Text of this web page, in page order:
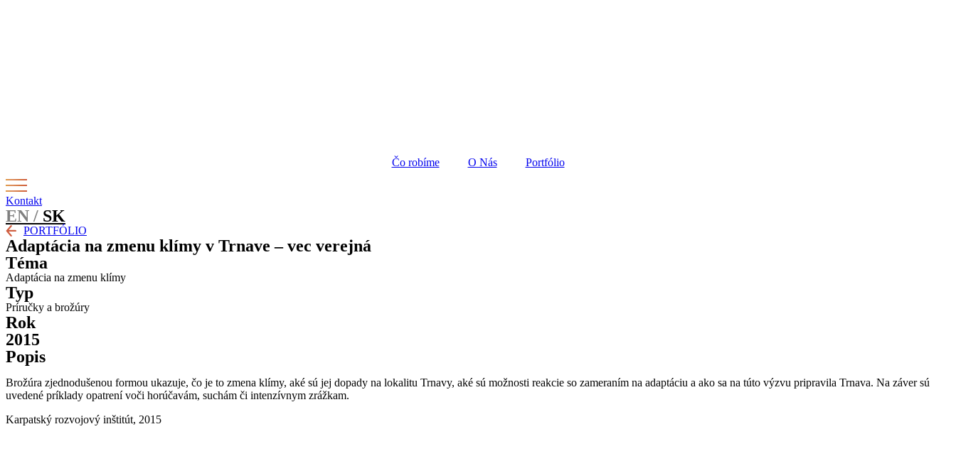
Čo robíme O Nás Portfólio
Kontakt
EN / SK
PORTFÓLIO
Adaptácia na zmenu klímy v Trnave – vec verejná
Téma
Adaptácia na zmenu klímy
Typ
Príručky a brožúry
Rok
2015
Popis
Brožúra zjednodušenou formou ukazuje, čo je to zmena klímy, aké sú jej dopady na lokalitu Trnavy, aké sú možnosti reakcie so zameraním na adaptáciu a ako sa na túto výzvu pripravila Trnava. Na záver sú
uvedené príklady opatrení voči horúčavám, suchám či intenzívnym zrážkam.
Karpatský rozvojový inštitút, 2015